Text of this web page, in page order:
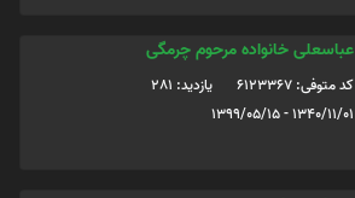
عباسعلی خانواده مرحوم چرمگی
کد متوفی: 6123367
یازدید: 281
1340/11/01 - 1399/05/15